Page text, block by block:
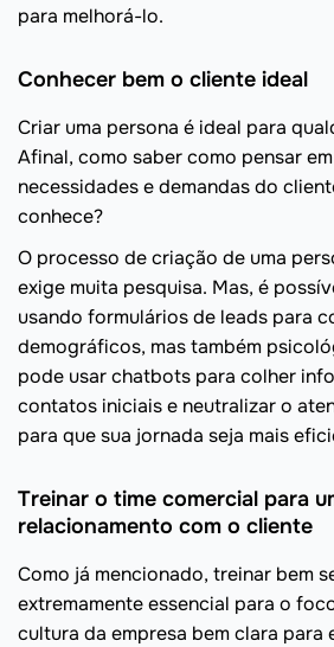
para melhorá-lo.
Conhecer bem o cliente ideal
Criar uma persona é ideal para
Afinal, como saber como pensar
necessidades e demandas do
conhece?
O processo de criação de uma
exige muita pesquisa. Mas, é
usando formulários de leads para
demográficos, mas também
pode usar chatbots para colher
contatos iniciais e neutralizar o
para que sua jornada seja mais
Treinar o time comercial para
relacionamento com o cliente
Como já mencionado, treinar bem
extremamente essencial para o
cultura da empresa bem clara para